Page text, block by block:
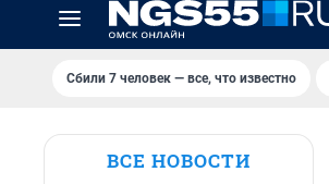
Сбили 7 человек — все, что известно
ВСЕ НОВОСТИ